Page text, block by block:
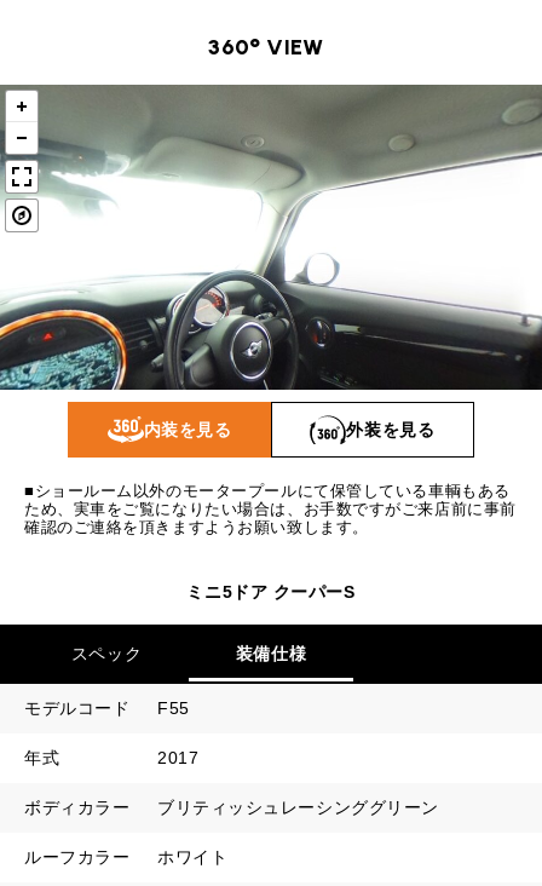
BMW MINI
査定依頼
残価 万円
支払回数 84 回
ボーナス支払回数/年
1回目 13,367
2回目以降 9,100 円
ボーナス月追加額 50,000 円
ボーナス月数
360° VIEW
内装を見る 外装を見る
■ショールーム以外のモータープールにて保管している車輌もある
ため、実車をご覧になりたい場合は、お手数ですがご来店前に事前
確認のご連絡を頂きますようお願い致します。
ミニ5ドア クーパーS
スペック 装備仕様
モデルコード F55
年式 2017
ボディカラー ブリティッシュレーシンググリーン
ルーフカラー ホワイト